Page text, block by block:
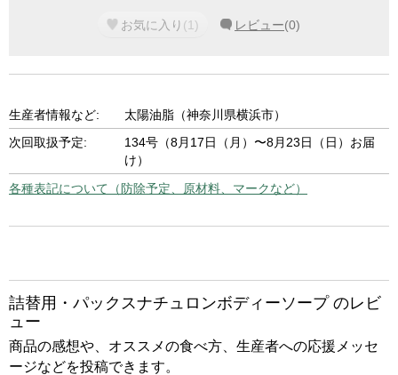
お気に入り (1 ) レビュー(0)
生産者情報など:
太陽油脂（神奈川県横浜市）
次回取扱予定:
134号（8月17日（月）〜8月23日（日）お届
け）
各種表記について（防除予定、原材料、マークなど）
詰替用・パックスナチュロンボディーソープ のレビ
ュー
商品の感想や、オススメの食べ方、生産者への応援メッセ
ージなどを投稿できます。